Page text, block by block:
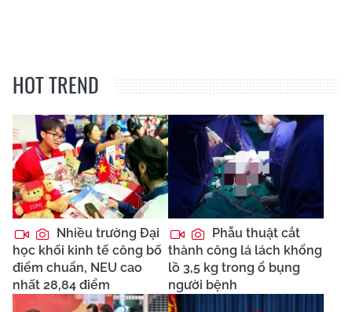
HOT TREND
Nhiều trường Đại
học khối kinh tế công bố
điểm chuẩn, NEU cao
nhất 28,84 điểm
Phẫu thuật cắt
thành công lá lách khổng
lồ 3,5 kg trong ổ bụng
người bệnh